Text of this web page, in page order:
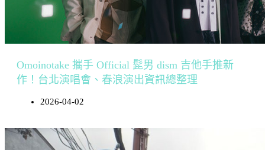
Omoinotake 攜手 Official 髭男 dism 吉他手推新
作！台北演唱會、春浪演出資訊總整理
2026-04-02